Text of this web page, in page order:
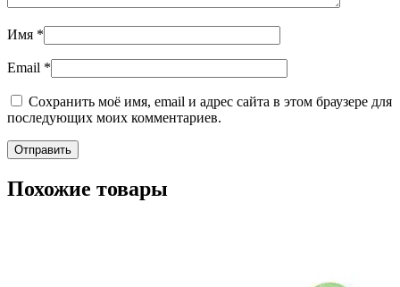
Имя *
Email *
Сохранить моё имя, email и адрес сайта в этом браузере для
последующих моих комментариев.
Похожие товары